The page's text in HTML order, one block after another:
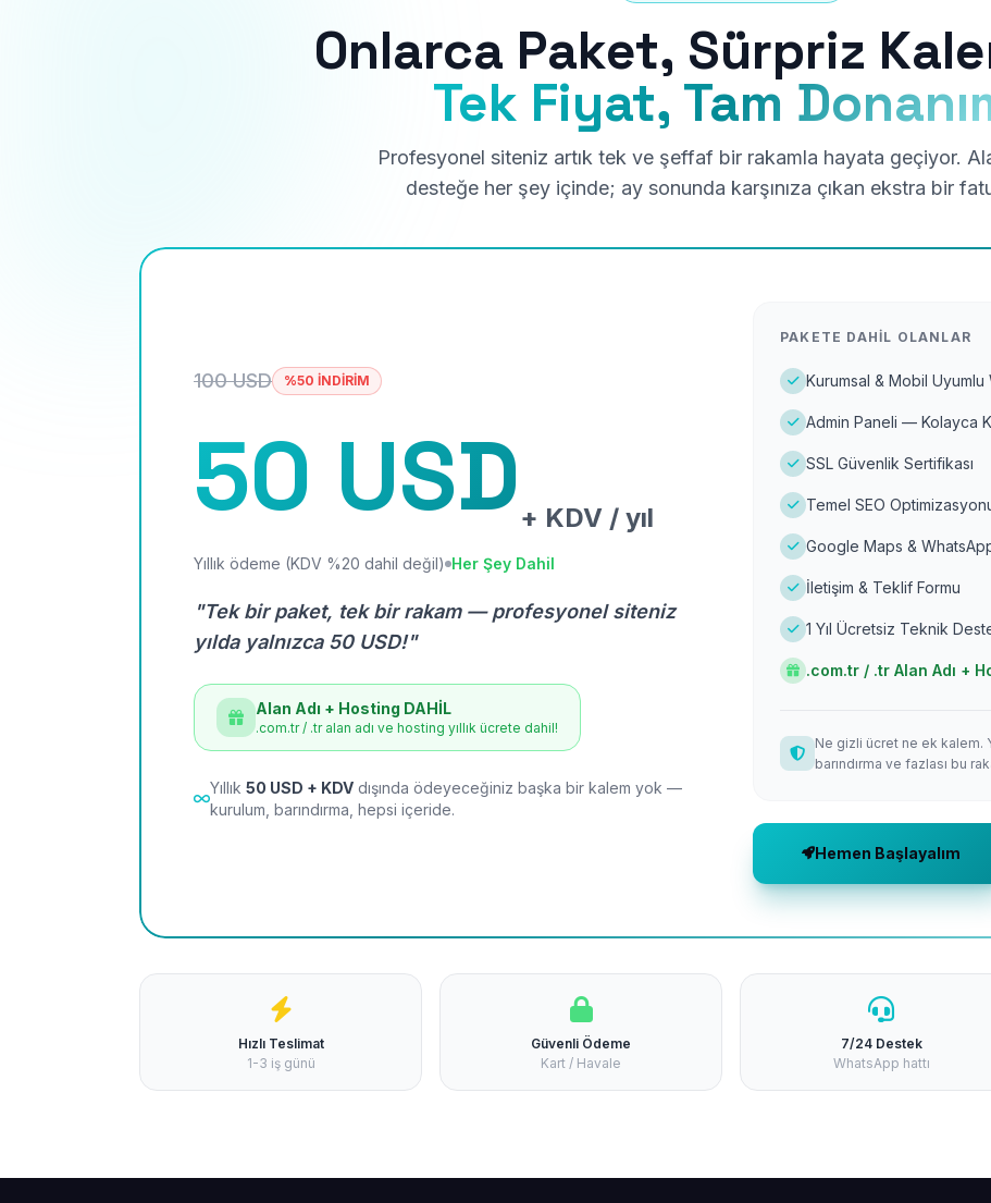
Onlarca Paket, Sürpriz
Tek Fiyat, Tam
Profesyonel siteniz artık tek ve şeffaf bir rakamla hayata geçiyor.
desteğe her şey içinde; ay sonunda karşınıza çıkan ekstra bir
100 USD %50 İNDİRİM
50 USD+ KDV / yıl
Yıllık ödeme (KDV %20 dahil değil) Her Şey Dahil
"Tek bir paket, tek bir rakam — profesyonel siteniz
yılda yalnızca 50 USD!"
Alan Adı + Hosting DAHİL
.com.tr / .tr alan adı ve hosting yıllık ücrete dahil!
Yıllık 50 USD + KDV dışında ödeyeceğiniz başka bir kalem yok —
kurulum, barındırma, hepsi içeride.
PAKETE DAHIL OLANLAR
Kurumsal & Mobil Uyumlu
Admin Paneli — Kolayca
SSL Güvenlik Sertifikası
Temel SEO
Google Maps &
İletişim & Teklif Formu
1 Yıl Ücretsiz Teknik
.com.tr / .tr Alan Adı +
Ne gizli ücret ne ek kalem.
barındırma ve fazlası bu
Hemen Başlayalım
Hızlı Teslimat
1-3 iş günü
Güvenli Ödeme
Kart / Havale
7/24 Destek
WhatsApp hattı